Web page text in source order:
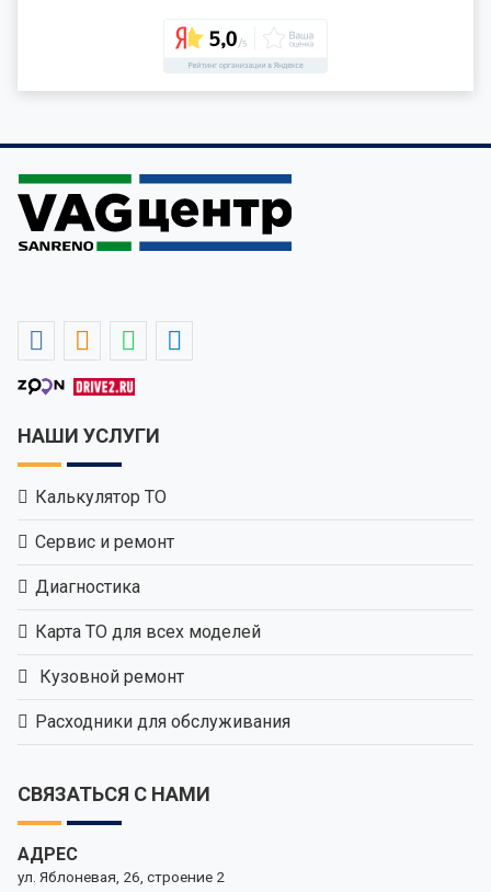
НАШИ УСЛУГИ
Калькулятор ТО
Сервис и ремонт
Диагностика
Карта ТО для всех моделей
Кузовной ремонт
Расходники для обслуживания
СВЯЗАТЬСЯ С НАМИ
АДРЕС
ул. Яблоневая, 26, строение 2